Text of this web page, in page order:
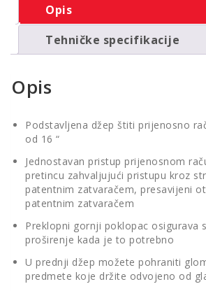
Opis
Tehničke specifikacije
Opis
Podstavljena džep štiti prijenosno
od 16 “
Jednostavan pristup prijenosnom
pretincu zahvaljujući pristupu kroz
patentnim zatvaračem, presavijeni
patentnim zatvaračem
Preklopni gornji poklopac osigurava
proširenje kada je to potrebno
U prednji džep možete pohraniti
predmete koje držite odvojeno od